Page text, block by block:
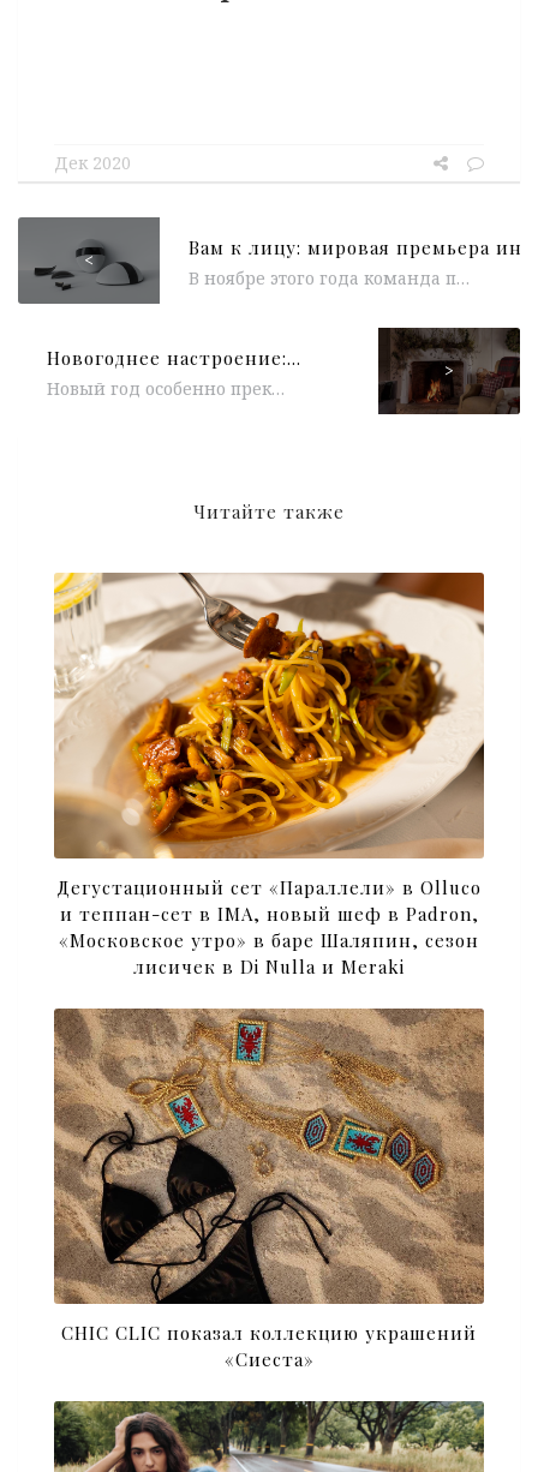
Дек 2020
<
В ноябре этого года команда предпринимателей, дизайнеров, инженеров и специалистов по индивидуальным средствам защиты представила первую в мире маску для...
Новогоднее настроение: 20 идей для подарка
Новый год особенно прекрасен тем, что это праздник для всех. В декабре все так или иначе подводят итоги, загадывают желания...
>
Читайте также
Дегустационный сет «Параллели» в Olluco
и теппан-сет в IMA, новый шеф в Padron,
«Московское утро» в баре Шаляпин, сезон
лисичек в Di Nulla и Meraki
CHIC CLIC показал коллекцию украшений
«Сиеста»